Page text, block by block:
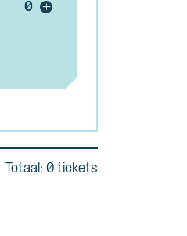
+Voeg ticket toe
Totaal: 0 tickets